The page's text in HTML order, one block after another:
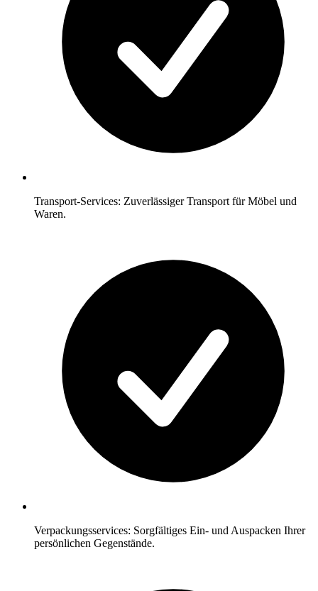
Transport-Services: Zuverlässiger Transport für Möbel und
Waren.
Verpackungsservices: Sorgfältiges Ein- und Auspacken Ihrer
persönlichen Gegenstände.